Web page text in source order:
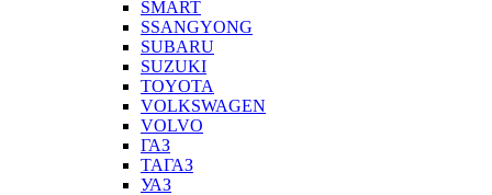
SMART
SSANGYONG
SUBARU
SUZUKI
TOYOTA
VOLKSWAGEN
VOLVO
ГАЗ
ТАГАЗ
УАЗ